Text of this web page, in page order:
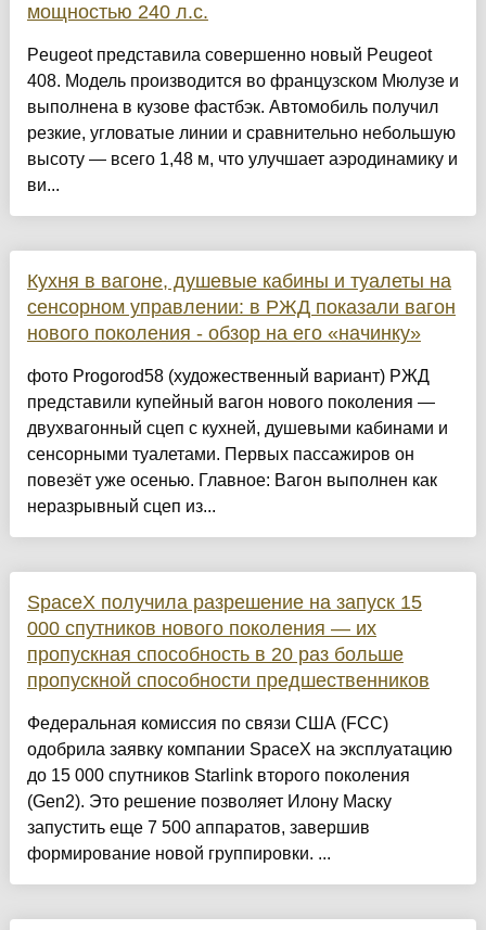
мощностью 240 л.с.
Peugeot представила совершенно новый Peugeot
408. Модель производится во французском Мюлузе и
выполнена в кузове фастбэк. Автомобиль получил
резкие, угловатые линии и сравнительно небольшую
высоту — всего 1,48 м, что улучшает аэродинамику и
ви...
Кухня в вагоне, душевые кабины и туалеты на
сенсорном управлении: в РЖД показали вагон
нового поколения - обзор на его «начинку»
фото Progorod58 (художественный вариант) РЖД
представили купейный вагон нового поколения —
двухвагонный сцеп с кухней, душевыми кабинами и
сенсорными туалетами. Первых пассажиров он
повезёт уже осенью. Главное: Вагон выполнен как
неразрывный сцеп из...
SpaceX получила разрешение на запуск 15
000 спутников нового поколения — их
пропускная способность в 20 раз больше
пропускной способности предшественников
Федеральная комиссия по связи США (FCC)
одобрила заявку компании SpaceX на эксплуатацию
до 15 000 спутников Starlink второго поколения
(Gen2). Это решение позволяет Илону Маску
запустить еще 7 500 аппаратов, завершив
формирование новой группировки. ...